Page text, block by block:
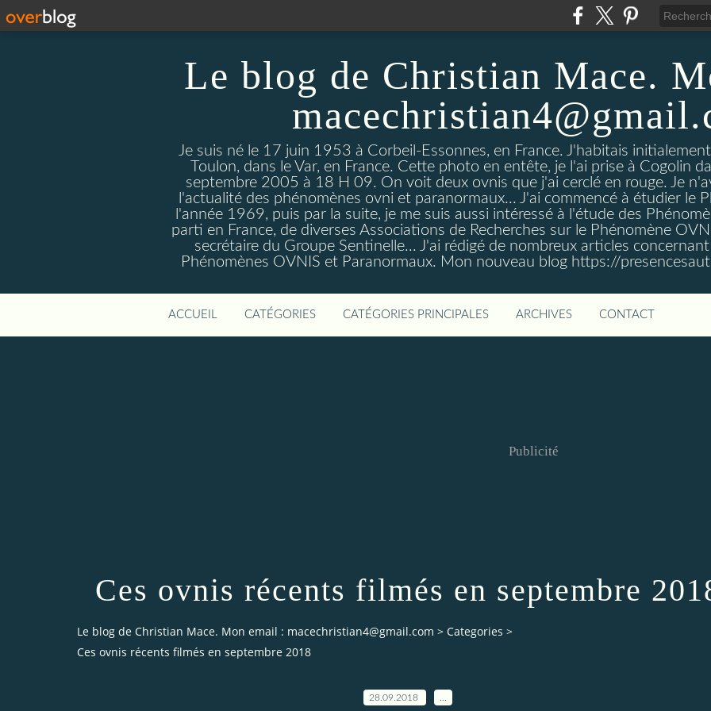
Le blog de Christian Mace.
Je suis né le 17 juin 1953 à Corbeil-Essonnes, en France. J'habitais
Toulon, dans le Var, en France. Cette photo en entête, je l'ai prise à Cogolin
septembre 2005 à 18 H 09. On voit deux ovnis que j'ai cerclé en rouge. Je
l'actualité des phénomènes ovni et paranormaux... J'ai commencé à étudier le
l'année 1969, puis par la suite, je me suis aussi intéressé à l'étude des
parti en France, de diverses Associations de Recherches sur le Phénomène
secrétaire du Groupe Sentinelle... J'ai rédigé de nombreux articles
Phénomènes OVNIS et Paranormaux. Mon nouveau blog https://
ACCUEIL CATÉGORIES CATÉGORIES PRINCIPALES ARCHIVES CONTACT
Publicité
Ces ovnis récents filmés en septembre
Le blog de Christian Mace. Mon email : macechristian4@gmail.com > Categories >
Ces ovnis récents filmés en septembre 2018
28.09.2018